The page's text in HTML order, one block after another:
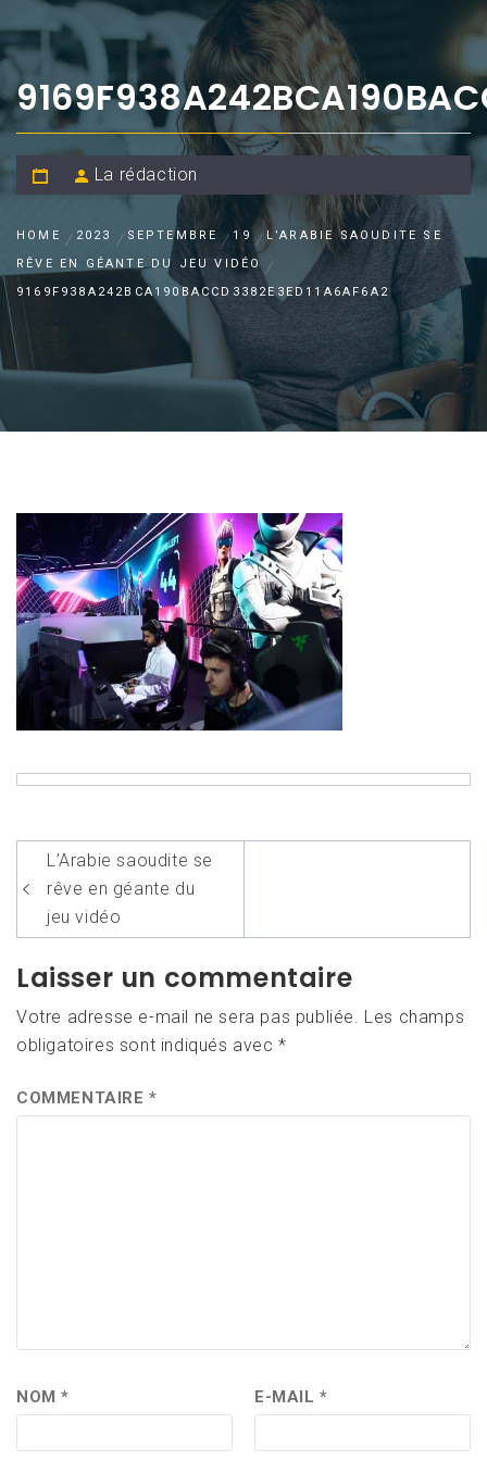
La rédaction
HOME 2023 SEPTEMBRE 19
L’ARABIE SAOUDITE SE
RÊVE EN GÉANTE DU JEU VIDÉO
9169F938A242BCA190BACCD3382E3ED11A6AF6A2
Navigation
de
l’article
L’Arabie saoudite se
rêve en géante du
jeu vidéo
Laisser un commentaire
Votre adresse e-mail ne sera pas publiée. Les champs
obligatoires sont indiqués avec*
COMMENTAIRE*
NOM* E-MAIL*